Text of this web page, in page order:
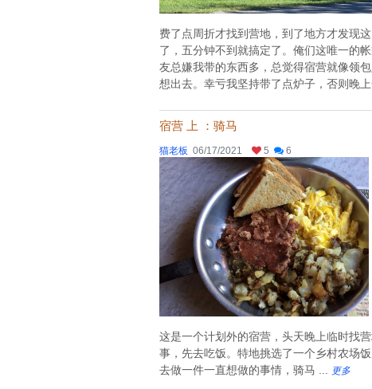
费了点周折才找到营地，到了地方才发现
了，五分钟不到就搞定了。俺们这唯一的
友总嫌我带的东西多，总觉得宿营就像领
想出去。幸亏我坚持带了点炉子，否则晚
宿营 上 ：骑马
猫老板 06/17/2021 5 6
这是一个计划外的宿营，头天晚上临时找
事，先去吃饭。特地挑选了一个乡村农场
去做一件一直想做的事情，骑马 ...
更多